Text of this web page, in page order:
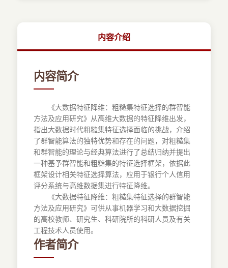
内容介绍
内容简介
《大数据特征降维：粗糙集特征选择的群智能
方法及应用研究》从高维大数据的特征降维出发，
指出大数据时代粗糙集特征选择面临的挑战，介绍
了群智能算法的独特优势和存在的问题，对粗糙集
和群智能的理论与经典算法进行了总结归纳并提出
一种基予群智能和粗糙集的特征选择框架，依据此
框架设计相关特征选择算法，应用于银行个人信用
评分系统与高维数据集进行特征降维。
《大数据特征降维：粗糙集特征选择的群智能
方法及应用研究》可供从事机器学习和大数据挖掘
的高校教师、研究生、科研院所的科研人员及有关
工程技术人员使用。
作者简介